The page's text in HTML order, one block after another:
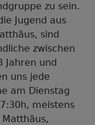
zu sein.
Jugend aus
sind
zwischen
Jahren und
uns jede
am Dienstag
meistens
Matthäus,